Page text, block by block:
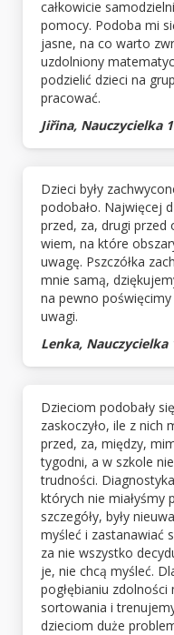
całkowicie
pomocy. Podoba mi
jasne, na co warto
uzdolniony
podzielić dzieci na
pracować.
Jiřina, Nauczycielka
Dzieci były
podobało. Najwięcej
przed, za, drugi przed
wiem, na które
uwagę. Pszczółka
mnie samą,
na pewno
uwagi.
Lenka, Nauczycielka
Dzieciom podobały
zaskoczyło, ile z nich
przed, za, między,
tygodni, a w szkole
trudności.
których nie miałyśmy
szczegóły, były
myśleć i zastanawiać
za nie wszystko
je, nie chcą myśleć.
pogłębianiu
sortowania i
dzieciom duże